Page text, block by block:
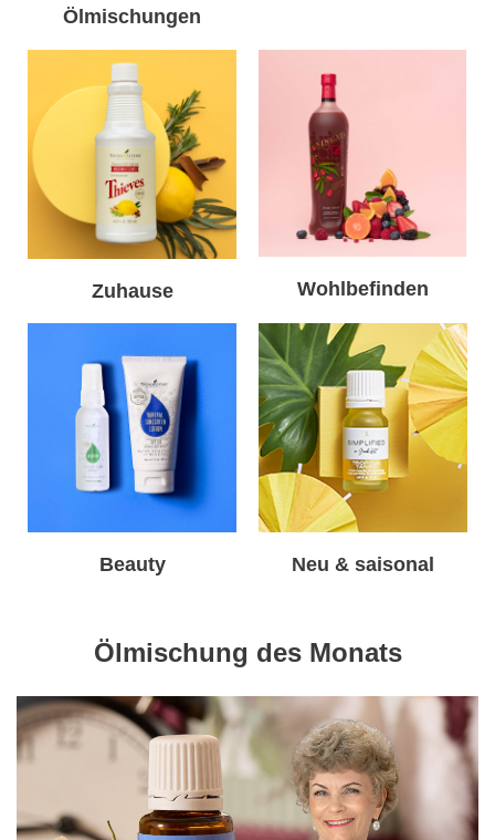
Ölmischungen
Zuhause Wohlbefinden
Beauty Neu & saisonal
Ölmischung des Monats